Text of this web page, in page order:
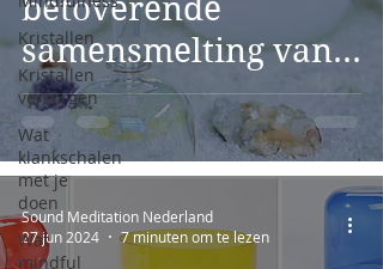
Kristallen
Kristallen
verzorgen
Wat
klankschalen
met je
doen
Wat
mindful
betoverende
samensmelting van
energie en vibratie
Sound Meditation Nederland
27 jun 2024
7 minuten om te lezen